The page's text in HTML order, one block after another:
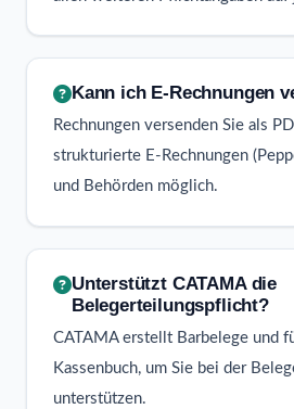
Kann ich E-Rechnungen
Rechnungen versenden Sie als
strukturierte E-Rechnungen
und Behörden möglich.
Unterstützt CATAMA die
Belegerteilungspflicht?
CATAMA erstellt Barbelege und
Kassenbuch, um Sie bei der
unterstützen.